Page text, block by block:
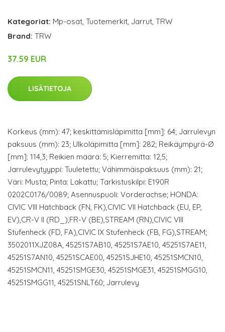
Kategoriat: Mp-osat, Tuotemerkit, Jarrut, TRW
Brand: TRW
37.59 EUR
LISÄTIETOJA
Korkeus (mm): 47; keskittämisläpimitta [mm]: 64; Jarrulevyn
paksuus (mm): 23; Ulkoläpimitta [mm]: 282; Reikäympyrä-Ø
[mm]: 114,3; Reikien määrä: 5; Kierremitta: 12,5;
Jarrulevytyyppi: Tuuletettu; Vähimmäispaksuus (mm): 21;
Väri: Musta; Pinta: Lakattu; Tarkistuskilpi: E190R
0202C0176/0089; Asennuspuoli: Vorderachse; HONDA:
CIVIC VIII Hatchback (FN, FK),CIVIC VII Hatchback (EU, EP,
EV),CR-V II (RD_),FR-V (BE),STREAM (RN),CIVIC VIII
Stufenheck (FD, FA),CIVIC IX Stufenheck (FB, FG),STREAM;
3502011XJZ08A, 45251S7AB10, 45251S7AE10, 45251S7AE11,
45251S7AN10, 45251SCAE00, 45251SJHE10, 45251SMCN10,
45251SMCN11, 45251SMGE30, 45251SMGE31, 45251SMGG10,
45251SMGG11, 45251SNLT60; Jarrulevy